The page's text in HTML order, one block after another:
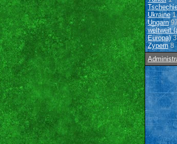
Ukraine1
Ungarn
weltweit
Europa)
Zypern8